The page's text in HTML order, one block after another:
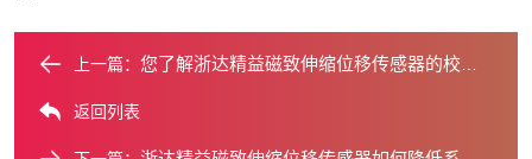
上一篇： 您了解浙达精益磁致伸缩位移传感器的校准过程吗？
返回列表